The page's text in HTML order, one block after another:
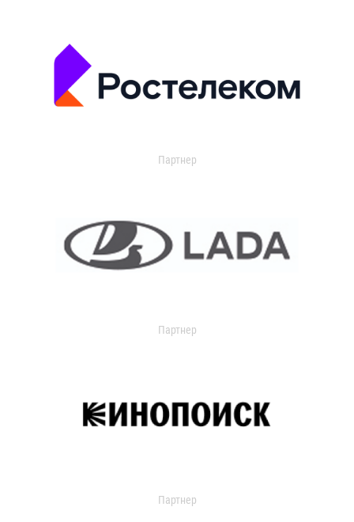
Партнер
Партнер
Партнер